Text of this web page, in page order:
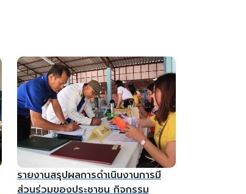
รายงานสรุปผลการดำเนินงานการมี
ส่วนร่วมของประชาชน กิจกรรม